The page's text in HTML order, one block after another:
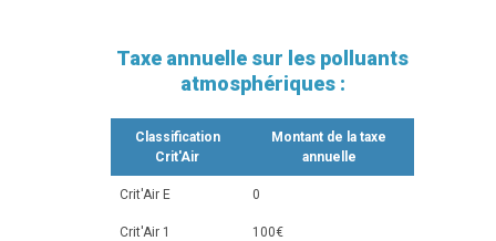
Taxe annuelle sur les polluants
atmosphériques :
Classification
Crit'Air
Montant de la taxe
annuelle
Crit'Air E 0
Crit'Air 1 100€